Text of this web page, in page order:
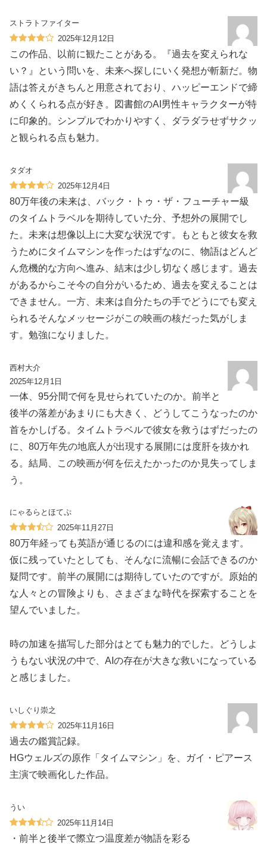
ストラトファイター
2025年12月12日
この作品、以前に観たことがある。『過去を変えられな
い？』という問いを、未来へ探しにいく発想が斬新だ。物
語は答えがきちんと用意されており、ハッピーエンドで締
めくくられる点が好き。図書館のAI男性キャラクターが特
に印象的。シンプルでわかりやすく、ダラダラせずサクッ
と観られる点も魅力。
タダオ
2025年12月4日
80万年後の未来は、バック・トゥ・ザ・フューチャー級
のタイムトラベルを期待していた分、予想外の展開でし
た。未来は想像以上に大変な状況です。もともと彼女を救
うためにタイムマシンを作ったはずなのに、物語はどんど
ん危機的な方向へ進み、結末は少し切なく感じます。過去
があるからこそ今の自分がいるため、過去を変えることは
できません。一方、未来は自分たちの手でどうにでも変え
られるそんなメッセージがこの映画の核だった気がしま
す。勉強になりました。
西村大介
2025年12月1日
一体、95分間で何を見せられていたのか。前半と
後半の落差があまりにも大きく、どうしてこうなったのか
首をかしげる。タイムトラベルで彼女を救うはずだったの
に、80万年先の地底人が出現する展開には度肝を抜かれ
る。結局、この映画が何を伝えたかったのか見失ってしま
う。
にゃるらとほてぷ
2025年11月27日
80万年経っても英語が通じるのには違和感を覚えます。
仮に残っていたとしても、そんなに流暢に会話できるのか
疑問です。前半の展開には期待していたのですが。原始的
な人々との冒険よりも、さまざまな時代を探索することを
望んでいました。
時の加速を描写した部分はとても魅力的でした。どうしよ
うもない状況の中で、AIの存在が大きな救いになっている
と感じました。
いしぐり崇之
2025年11月16日
過去の鑑賞記録。
HGウェルズの原作「タイムマシン」を、ガイ・ピアース
主演で映画化した作品。
うい
2025年11月14日
・前半と後半で際立つ温度差が物語を彩る